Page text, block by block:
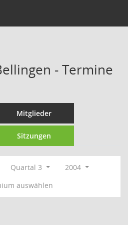
- Termine
Mitglieder
Sitzungen
Quartal 3
2004
auswählen